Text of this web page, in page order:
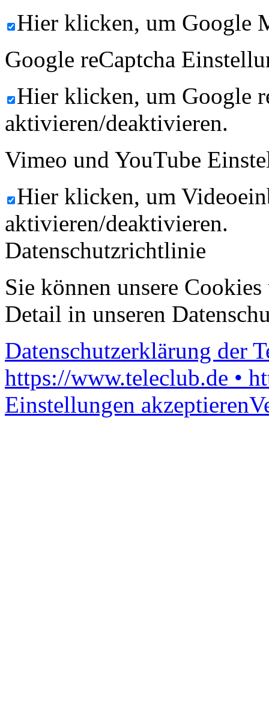
Hier klicken, um Google
Google reCaptcha
Hier klicken, um Google
aktivieren/deaktivieren.
Vimeo und YouTube
Hier klicken, um
aktivieren/deaktivieren.
Datenschutzrichtlinie
Sie können unsere
Detail in unseren
Datenschutzerklärung der
https://www.teleclub.de •
Einstellungen akzeptieren